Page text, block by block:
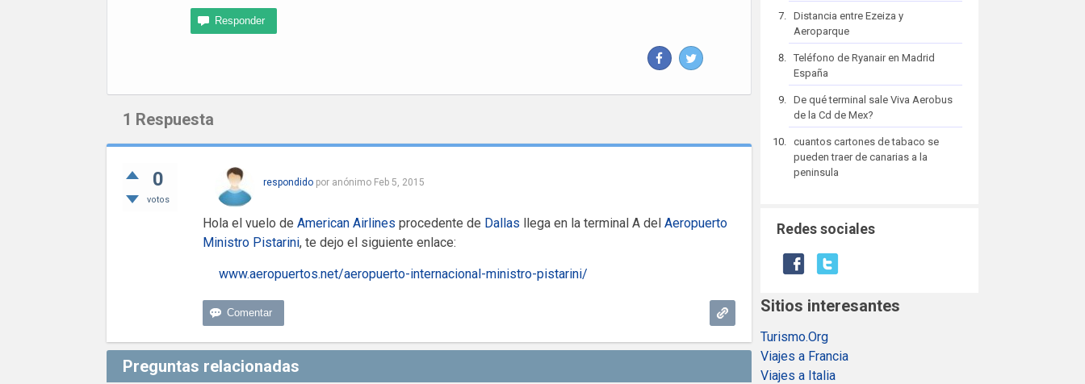
1 Respuesta
0
votos
respondido por anónimo Feb 5, 2015
Hola el vuelo de American Airlines procedente de Dallas llega en la terminal A del Aeropuerto
Ministro Pistarini, te dejo el siguiente enlace:
www.aeropuertos.net/aeropuerto-internacional-ministro-pistarini/
Preguntas relacionadas
Distancia entre Ezeiza y
Aeroparque
Teléfono de Ryanair en Madrid
España
De qué terminal sale Viva Aerobus
de la Cd de Mex?
cuantos cartones de tabaco se
pueden traer de canarias a la
peninsula
Redes sociales
Sitios interesantes
Turismo.Org
Viajes a Francia
Viajes a Italia